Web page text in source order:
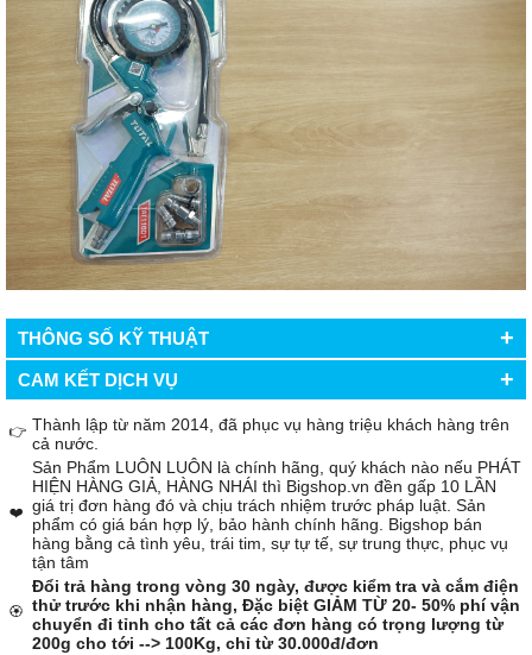
THÔNG SỐ KỸ THUẬT +
CAM KẾT DỊCH VỤ +
👉 Thành lập từ năm 2014, đã phục vụ hàng triệu khách hàng trên
cả nước.
❤️
Sản Phẩm LUÔN LUÔN là chính hãng, quý khách nào nếu PHÁT
HIỆN HÀNG GIẢ, HÀNG NHÁI thì Bigshop.vn đền gấp 10 LẦN
giá trị đơn hàng đó và chịu trách nhiệm trước pháp luật. Sản
phẩm có giá bán hợp lý, bảo hành chính hãng. Bigshop bán
hàng bằng cả tình yêu, trái tim, sự tự tế, sự trung thực, phục vụ
tận tâm
🏵️
Đổi trả hàng trong vòng 30 ngày, được kiểm tra và cắm điện
thử trước khi nhận hàng, Đặc biệt GIẢM TỪ 20- 50% phí vận
chuyển đi tỉnh cho tất cả các đơn hàng có trọng lượng từ
200g cho tới --> 100Kg, chỉ từ 30.000đ/đơn